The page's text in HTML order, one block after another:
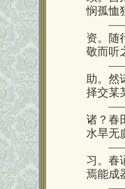
悯孤恤
——敬
资。随
敬而听
——信
助。然
择交某
——力
诸？春
水旱无
——勤
习。春
焉能成